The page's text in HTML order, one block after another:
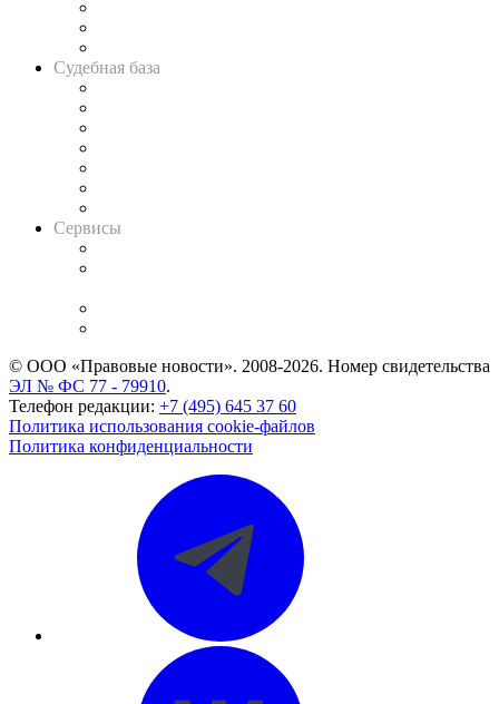
Судебная база
Сервисы
© ООО «Правовые новости». 2008-2026. Номер свидетельства
ЭЛ № ФС 77 - 79910.
Телефон редакции: +7 (495) 645 37 60
Политика использования cookie-файлов
Политика конфиденциальности